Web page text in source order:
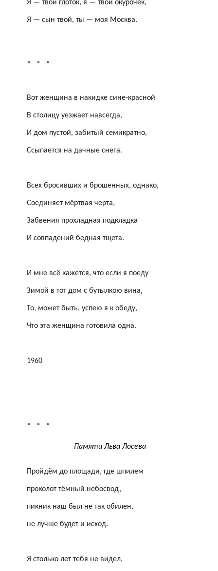
Я — твой глоток, я — твой окурочек,
Я — сын твой, ты — моя Москва.
* * *
Вот женщина в накидке сине-красной
В столицу уезжает навсегда,
И дом пустой, забитый семикратно,
Ссыпается на дачные снега.
Всех бросивших и брошенных, однако,
Соединяет мёртвая черта,
Забвения прохладная подкладка
И совпадений бедная тщета.
И мне всё кажется, что если я поеду
Зимой в тот дом с бутылкою вина,
То, может быть, успею я к обеду,
Что эта женщина готовила одна.
1960
* * *
Памяти Льва Лосева
Пройдём до площади, где шпилем
проколот тёмный небосвод,
пикник наш был не так обилен,
не лучше будет и исход.
Я столько лет тебя не видел,